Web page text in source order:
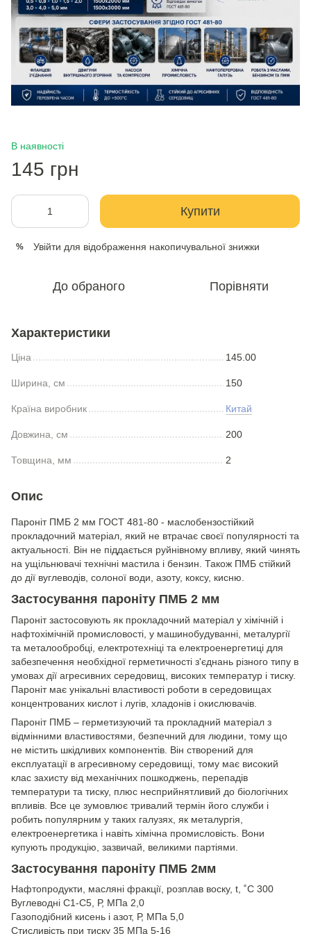
В наявності
145 грн
Купити
% Увійти для відображення накопичувальної знижки
До обраного Порівняти
Характеристики
Ціна 145.00
Ширина, см 150
Країна виробник Китай
Довжина, см 200
Товщина, мм 2
Опис
Пароніт ПМБ 2 мм ГОСТ 481-80 - маслобензостійкий
прокладочний матеріал, який не втрачає своєї популярності та
актуальності. Він не піддається руйнівному впливу, який чинять
на ущільнювачі технічні мастила і бензин. Також ПМБ стійкий
до дії вуглеводів, солоної води, азоту, коксу, кисню.
Застосування пароніту ПМБ 2 мм
Пароніт застосовують як прокладочний матеріал у хімічній і
нафтохімічній промисловості, у машинобудуванні, металургії
та металообробці, електротехніці та електроенергетиці для
забезпечення необхідної герметичності з'єднань різного типу в
умовах дії агресивних середовищ, високих температур і тиску.
Пароніт має унікальні властивості роботи в середовищах
концентрованих кислот і лугів, хладонів і окислювачів.
Пароніт ПМБ – герметизуючий та прокладний матеріал з
відмінними властивостями, безпечний для людини, тому що
не містить шкідливих компонентів. Він створений для
експлуатації в агресивному середовищі, тому має високий
клас захисту від механічних пошкоджень, перепадів
температури та тиску, плюс несприйнятливий до біологічних
впливів. Все це зумовлює тривалий термін його служби і
робить популярним у таких галузях, як металургія,
електроенергетика і навіть хімічна промисловість. Вони
купують продукцію, зазвичай, великими партіями.
Застосування пароніту ПМБ 2мм
Нафтопродукти, масляні фракції, розплав воску, t, ˚C 300
Вуглеводні С1-С5, Р, МПа 2,0
Газоподібний кисень і азот, Р, МПа 5,0
Стисливість при тиску 35 МПа 5-16